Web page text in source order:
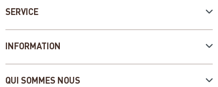
SERVICE
INFORMATION
QUI SOMMES NOUS